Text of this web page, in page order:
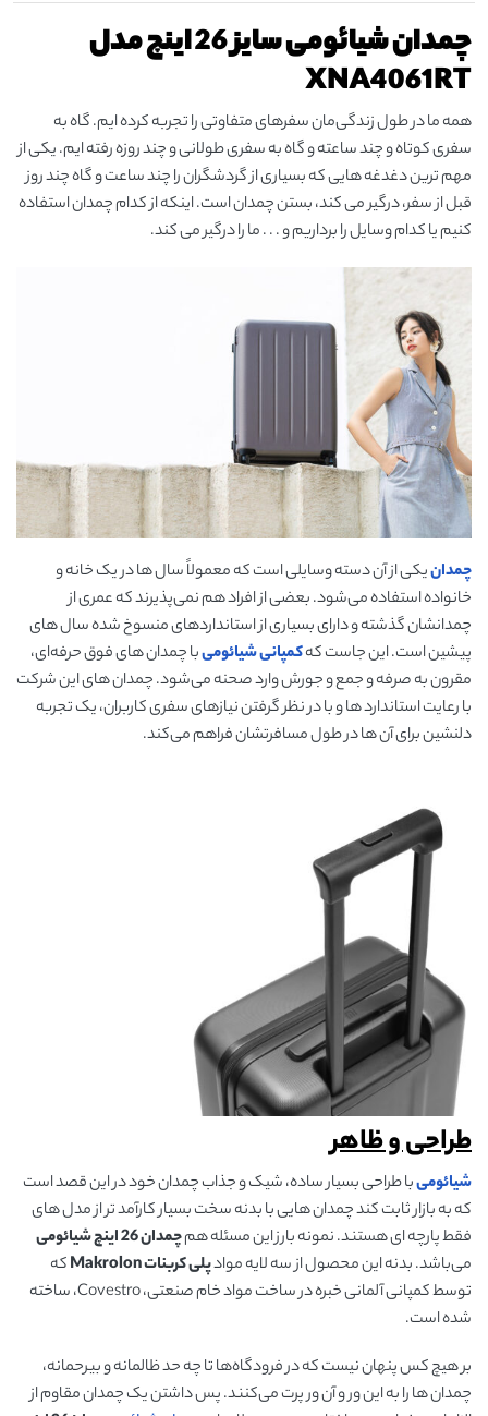
چمدان شیائومی سایز 26 اینچ مدل
XNA4061RT
همه ما در طول زندگی‌مان سفرهای متفاوتی را تجربه کرده ایم. گاه به
سفری کوتاه و چند ساعته و گاه به سفری طولانی و چند روزه رفته ایم. یکی از
مهم ترین دغدغه هایی که بسیاری از گردشگران را چند ساعت و گاه چند روز
قبل از سفر، درگیر می کند، بستن چمدان است. اینکه از کدام چمدان استفاده
کنیم یا کدام وسایل را برداریم و . . . ما را درگیر می کند.
چمدانیکی از آن دسته وسایلی است که معمولاً سال ها در یک خانه و
خانواده استفاده می‌شود. بعضی از افراد هم نمی‌پذیرند که عمری از
چمدانشان گذشته و دارای بسیاری از استانداردهای منسوخ شده سال های
پیشین است. این جاست کهکمپانی شیائومیبا چمدان های فوق حرفه‌ای،
مقرون به صرفه و جمع و جورش وارد صحنه می‌شود. چمدان های این شرکت
با رعایت استاندارد ها و با در نظر گرفتن نیازهای سفری کاربران، یک تجربه
دلنشین برای آن ها در طول مسافرتشان فراهم می‌کند.
طراحی و ظاهر
شیائومیبا طراحی بسیار ساده، شیک و جذاب چمدان خود در این قصد است
که به بازار ثابت کند چمدان هایی با بدنه سخت بسیار کارآمد تر از مدل های
فقط پارچه ای هستند. نمونه بارز این مسئله همچمدان 26 اینچ شیائومی
می‌باشد. بدنه این محصول از سه لایه موادپلی کربناتMakrolonکه
توسط کمپانی آلمانی خبره در ساخت مواد خام صنعتی، Covestro، ساخته
شده است.
بر هیچ کس پنهان نیست که در فرودگاه‌‌ها تا چه حد ظالمانه و بیرحمانه،
چمدان ها را به این ور و آن ور پرت می‌کنند. پس داشتن یک چمدان مقاوم از